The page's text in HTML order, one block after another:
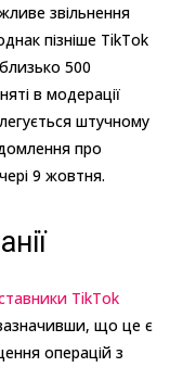
звільнення
пізніше TikTok
500
в модерації
штучному
про
9 жовтня.
TikTok
що це є
операцій з